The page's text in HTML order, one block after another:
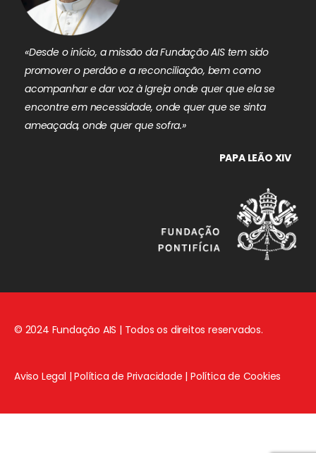
«Desde o início, a missão da Fundação AIS tem sido
promover o perdão e a reconciliação, bem como
acompanhar e dar voz à Igreja onde quer que ela se
encontre em necessidade, onde quer que se sinta
ameaçada, onde quer que sofra.»
PAPA LEÃO XIV
© 2024 Fundação AIS | Todos os direitos reservados.
Aviso Legal |Política de Privacidade |Política de Cookies